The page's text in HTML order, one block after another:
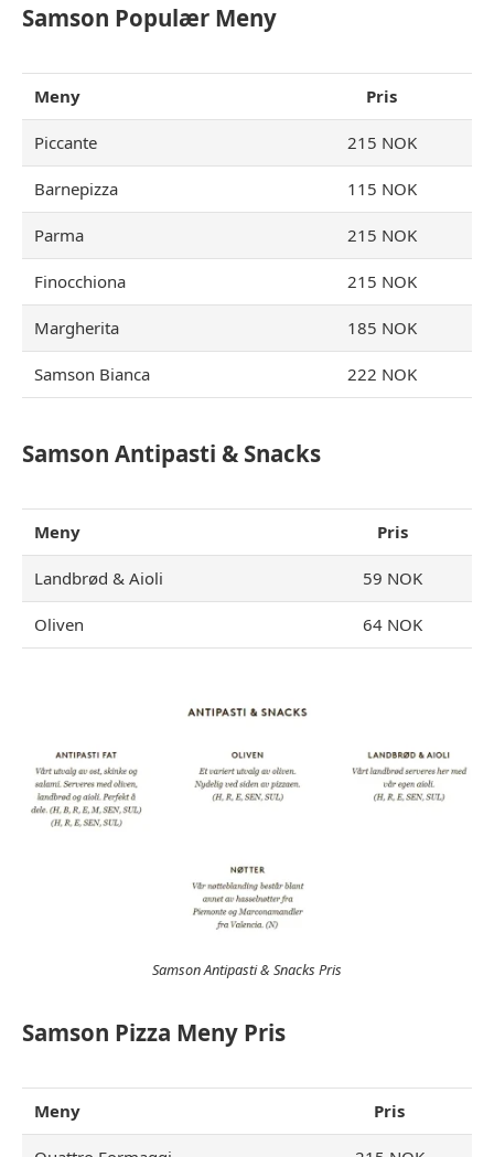
Samson Populær Meny
Meny Pris
Piccante 215 NOK
Barnepizza 115 NOK
Parma 215 NOK
Finocchiona 215 NOK
Margherita 185 NOK
Samson Bianca 222 NOK
Samson Antipasti & Snacks
Meny Pris
Landbrød & Aioli 59 NOK
Oliven 64 NOK
Samson Antipasti & Snacks Pris
Samson Pizza Meny Pris
Meny Pris